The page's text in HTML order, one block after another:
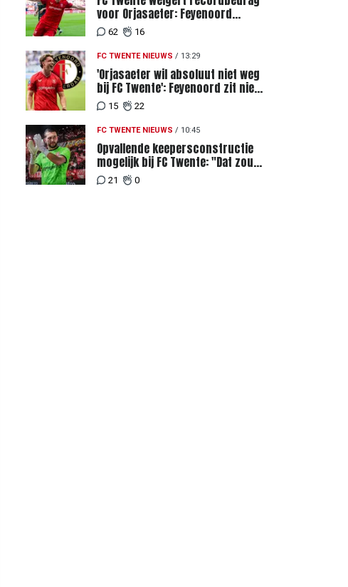
voor Orjasaeter: Feyenoord
genoemd na megabod
62 16
FC TWENTE NIEUWS / 13:29
'Orjasaeter wil absoluut niet weg
bij FC Twente': Feyenoord zit niet
achter recordbod
15 22
FC TWENTE NIEUWS / 10:45
Opvallende keepersconstructie
mogelijk bij FC Twente: "Dat zou
eigenlijk best kunnen"
21 0